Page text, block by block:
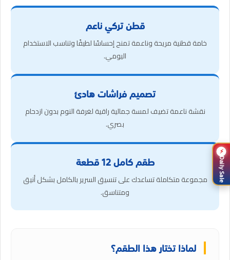
قطن تركي ناعم
خامة قطنية مريحة وناعمة تمنح إحساسًا لطيفًا وتناسب الاستخدام
اليومي.
تصميم فراشات هادئ
نقشة ناعمة تضيف لمسة جمالية راقية لغرفة النوم بدون ازدحام
بصري.
طقم كامل 12 قطعة
مجموعة متكاملة تساعدك على تنسيق السرير بالكامل بشكل أنيق
ومتناسق.
لماذا تختار هذا الطقم؟
⚡
Daily Sale